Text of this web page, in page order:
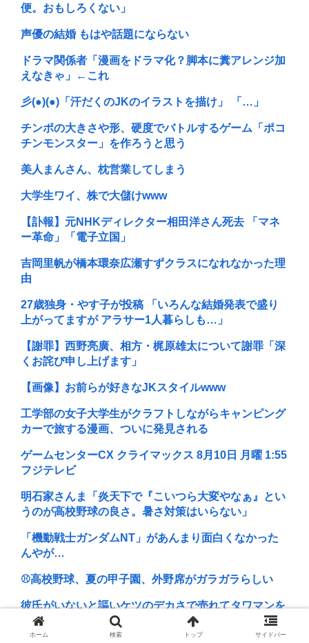
便。おもしろくない」
声優の結婚 もはや話題にならない
ドラマ関係者「漫画をドラマ化？脚本に糞アレンジ加
えなきゃ」←これ
彡(●)(●)「汗だくのJKのイラストを描け」 「…」
チンポの大きさや形、硬度でバトルするゲーム「ポコ
チンモンスター」を作ろうと思う
美人まんさん、枕営業してしまう
大学生ワイ、株で大儲けwww
【訃報】元NHKディレクター相田洋さん死去 「マネ
ー革命」「電子立国」
吉岡里帆が橋本環奈広瀬すずクラスになれなかった理
由
27歳独身・やす子が投稿 「いろんな結婚発表で盛り
上がってますが アラサー1人暮らしも…」
【謝罪】西野亮廣、相方・梶原雄太について謝罪「深
くお詫び申し上げます」
【画像】お前らが好きなJKスタイルwww
工学部の女子大学生がクラフトしながらキャンピング
カーで旅する漫画、ついに発見される
ゲームセンターCX クライマックス 8月10日 月曜 1:55
フジテレビ
明石家さんま「炎天下で『こいつら大変やなぁ』とい
うのが高校野球の良さ。暑さ対策はいらない」
「機動戦士ガンダムNT」があんまり面白くなかった
んやが…
⚾高校野球、夏の甲子園、外野席がガラガラらしい
彼氏がいないと謳いケツのデカさで売れてタワマンを
購入しプロゲーマーと結婚したグラドル、息子が
「自...
ホーム 検索 トップ サイドバー